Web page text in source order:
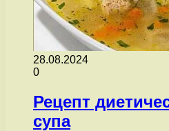
28.08.2024
0
Рецепт
супа